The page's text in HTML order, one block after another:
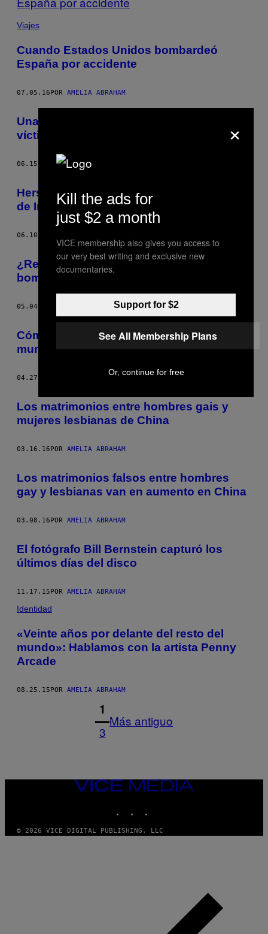
Viajes
Cuando Estados Unidos bombardeó
España por accidente
07.05.16POR AMELIA ABRAHAM
Una nueva herramienta de porno para las
víctimas de violación
06.15.16 POR AMELIA ABRAHAM
Herstory es la mejor cuenta de lesbianas
de Instagram
06.10.16
¿Recuerdas cuando EUA lanzó cuatro
bombas atómicas en España?
05.04.16 AMELIA ABRAHAM
Cómo la cultura gay ayudó a formar el
mundo moderno
04.27.16 AMELIA ABRAHAM
Los matrimonios entre hombres gais y
mujeres lesbianas de China
03.16.16POR AMELIA ABRAHAM
Los matrimonios falsos entre hombres
gay y lesbianas van en aumento en China
03.08.16POR AMELIA ABRAHAM
El fotógrafo Bill Bernstein capturó los
últimos días del disco
11.17.15POR AMELIA ABRAHAM
Identidad
«Veinte años por delante del resto del
mundo»: Hablamos con la artista Penny
Arcade
08.25.15POR AMELIA ABRAHAM
1
3
Más antiguo
VICE
MEDIA
© 2026 VICE DIGITAL PUBLISHING, LLC
×
Kill the ads for
just $2 a month
VICE membership also gives you access to
our very best writing and exclusive new
documentaries.
Support for $2
See All Membership Plans
Or, continue for free